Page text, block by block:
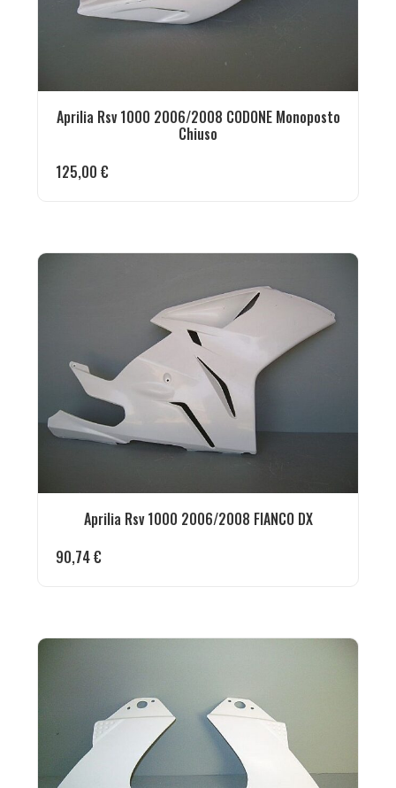
Aprilia Rsv 1000 2006/2008 CODONE Monoposto
Chiuso
125,00 €
Aprilia Rsv 1000 2006/2008 FIANCO DX
90,74€